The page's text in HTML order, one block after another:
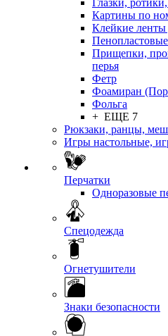
Глазки,
Картины по
Клейкие ленты
Пенопластовые
Прищепки,
перья
Фетр
Фоамиран
Фольга
+ ЕЩЕ 7
Рюкзаки, ранцы,
Игры настольные,
Перчатки
Одноразовые
Спецодежда
Огнетушители
Знаки безопасности